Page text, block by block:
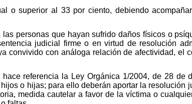
o superior al 33 por ciento, debiendo
personas que hayan sufrido daños físicos o
judicial firme o en virtud de resolución
convivido con análoga relación de afectividad, el
referencia la Ley Orgánica 1/2004, de 28 de
o hijas; para ello deberán aportar la resolución
medida cautelar a favor de la víctima o